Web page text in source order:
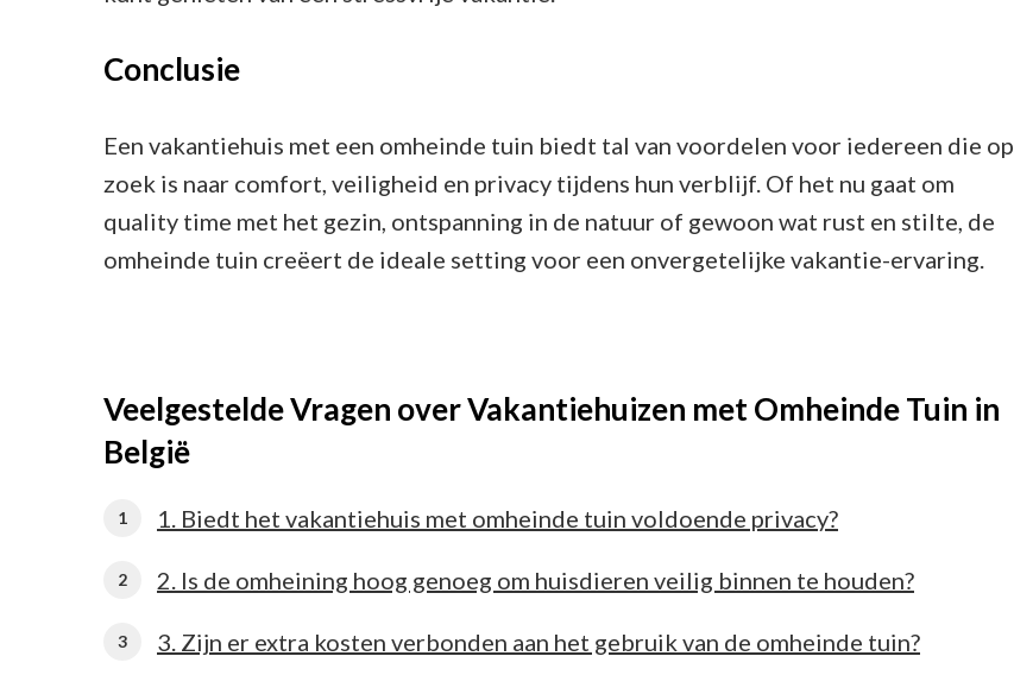
Conclusie
Een vakantiehuis met een omheinde tuin biedt tal van voordelen voor iedereen die op
zoek is naar comfort, veiligheid en privacy tijdens hun verblijf. Of het nu gaat om
quality time met het gezin, ontspanning in de natuur of gewoon wat rust en stilte, de
omheinde tuin creëert de ideale setting voor een onvergetelijke vakantie-ervaring.
Veelgestelde Vragen over Vakantiehuizen met Omheinde Tuin in
België
1. Biedt het vakantiehuis met omheinde tuin voldoende privacy?
2. Is de omheining hoog genoeg om huisdieren veilig binnen te houden?
3. Zijn er extra kosten verbonden aan het gebruik van de omheinde tuin?